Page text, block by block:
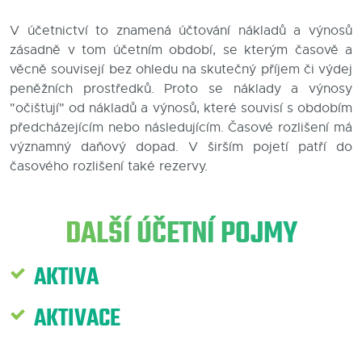
Kariéra
Partneři
Blog
Kontakty
V účetnictví to znamená účtování nákladů a výnosů
zásadně v tom účetním období, se kterým časově a
věcně souvisejí bez ohledu na skutečný příjem či výdej
peněžních prostředků. Proto se náklady a výnosy
"očišťují" od nákladů a výnosů, které souvisí s obdobím
předcházejícím nebo následujícím. Časové rozlišení má
významný daňový dopad. V širším pojetí patří do
časového rozlišení také rezervy.
DALŠÍ ÚČETNÍ POJMY
AKTIVA
AKTIVACE